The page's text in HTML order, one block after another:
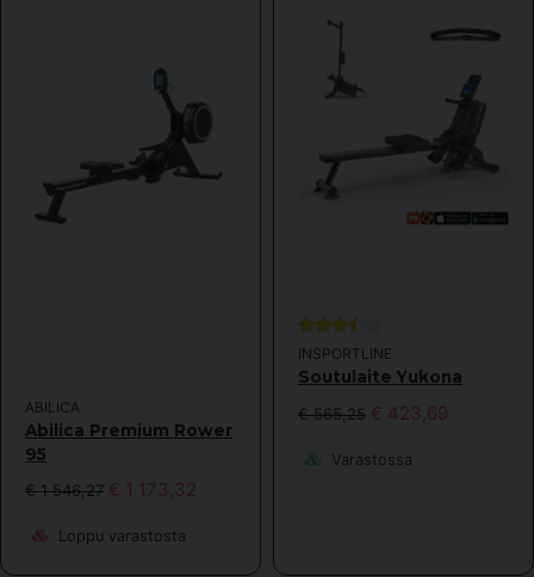
ABILICA
Abilica Premium Rower
95
€ 1 546,27 € 1 173,32
Loppu varastosta
INSPORTLINE
Soutulaite Yukona
€ 565,25 € 423,69
Varastossa